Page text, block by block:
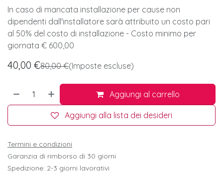
In caso di mancata installazione per cause non
dipendenti dall'installatore sarà attribuito un costo pari
al 50% del costo di installazione - Costo minimo per
giornata € 600,00
40,00 €80,00€(Imposte escluse)
Aggiungi al carrello
Aggiungi alla lista dei desideri
Termini e condizioni
Garanzia di rimborso di 30 giorni
Spedizione: 2-3 giorni lavorativi